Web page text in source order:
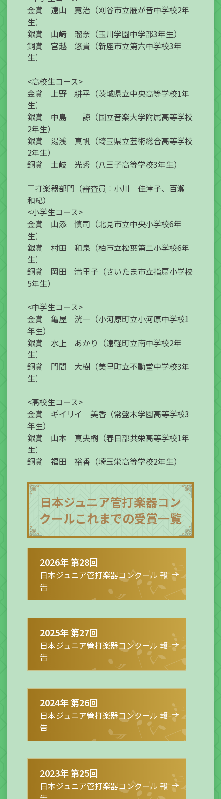
金賞 遠山 寛治（刈谷市立雁が音中学校2年
生）
銀賞 山﨑 瑠奈（玉川学園中学部3年生）
銅賞 宮越 悠貴（新座市立第六中学校3年
生）
<高校生コース>
金賞 上野 耕平（茨城県立中央高等学校1年
生）
銀賞 中島 諒（国立音楽大学附属高等学校
2年生）
銀賞 湯浅 真帆（埼玉県立芸術総合高等学校
2年生）
銅賞 土岐 光秀（八王子高等学校3年生）
□打楽器部門（審査員：小川 佳津子、百瀬
和紀）
<小学生コース>
金賞 山添 慎司（北見市立中央小学校6年
生）
銀賞 村田 和泉（柏市立松葉第二小学校6年
生）
銅賞 岡田 満里子（さいたま市立指扇小学校
5年生）
<中学生コース>
金賞 亀屋 洸一（小河原町立小河原中学校1
年生）
銀賞 水上 あかり（遠軽町立南中学校2年
生）
銅賞 門間 大樹（美里町立不動堂中学校3年
生）
<高校生コース>
金賞 ギイリイ 美香（常盤木学園高等学校3
年生）
銀賞 山本 真央樹（春日部共栄高等学校1年
生）
銅賞 福田 裕香（埼玉栄高等学校2年生）
日本ジュニア管打楽器コン
クールこれまでの受賞一覧
2026年 第28回
日本ジュニア管打楽器コンクール 報
告
2025年 第27回
日本ジュニア管打楽器コンクール 報
告
2024年 第26回
日本ジュニア管打楽器コンクール 報
告
2023年 第25回
日本ジュニア管打楽器コンクール 報